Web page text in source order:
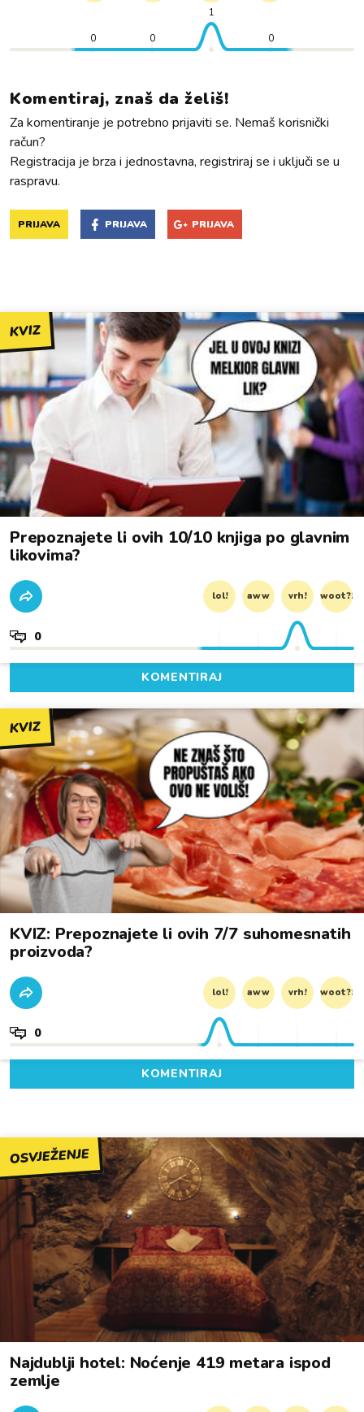
0 0
1
0
Komentiraj, znaš da želiš!
Za komentiranje je potrebno prijaviti se. Nemaš korisnički
račun?
Registracija je brza i jednostavna, registriraj se i uključi se u
raspravu.
PRIJAVA PRIJAVA PRIJAVA
KVIZ
Prepoznajete li ovih 10/10 knjiga po glavnim
likovima?
lol! aww vrh! woot?!
0
KOMENTIRAJ
KVIZ
KVIZ: Prepoznajete li ovih 7/7 suhomesnatih
proizvoda?
lol! aww vrh! woot?!
0
KOMENTIRAJ
OSVJEŽENJE
Najdublji hotel: Noćenje 419 metara ispod
zemlje